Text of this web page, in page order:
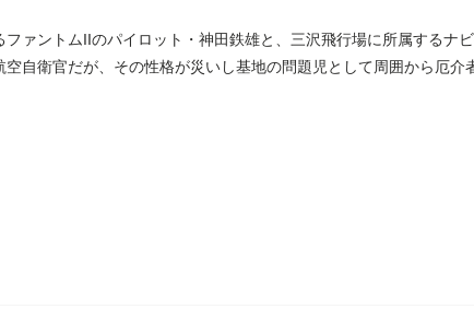
ァントムIIのパイロット・神田鉄雄と、三沢飛行場に所属するナ
自衛官だが、その性格が災いし基地の問題児として周囲から厄介